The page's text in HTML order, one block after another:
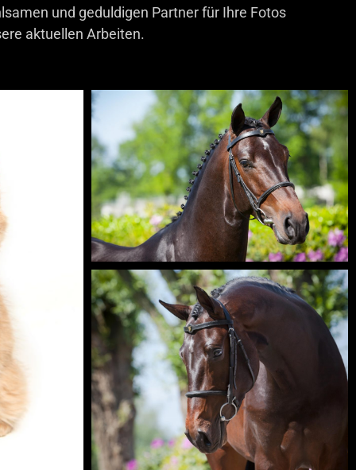
und geduldigen Partner für Ihre Fotos
aktuellen Arbeiten.